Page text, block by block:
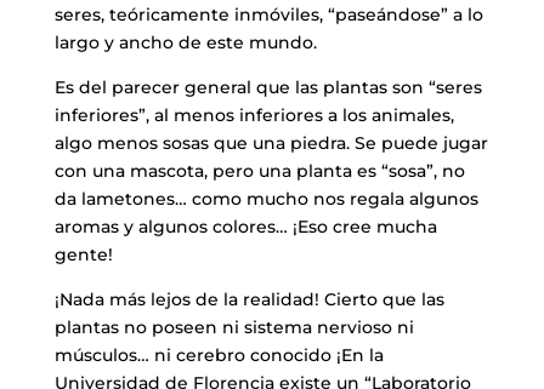
seres, teóricamente inmóviles, “paseándose” a lo
largo y ancho de este mundo.
Es del parecer general que las plantas son “seres
inferiores”, al menos inferiores a los animales,
algo menos sosas que una piedra. Se puede jugar
con una mascota, pero una planta es “sosa”, no
da lametones… como mucho nos regala algunos
aromas y algunos colores… ¡Eso cree mucha
gente!
¡Nada más lejos de la realidad! Cierto que las
plantas no poseen ni sistema nervioso ni
músculos… ni cerebro conocido ¡En la
Universidad de Florencia existe un “Laboratorio